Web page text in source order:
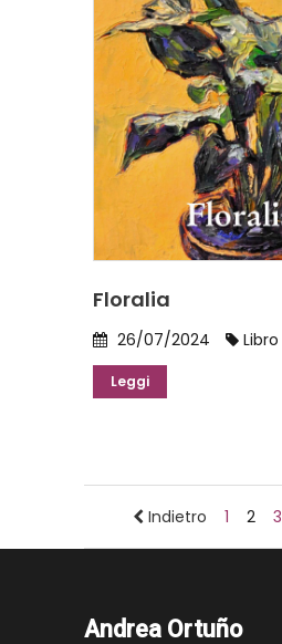
Floralia
26/07/2024 Libro
Leggi
Indietro 1 2 3
Andrea Ortuño